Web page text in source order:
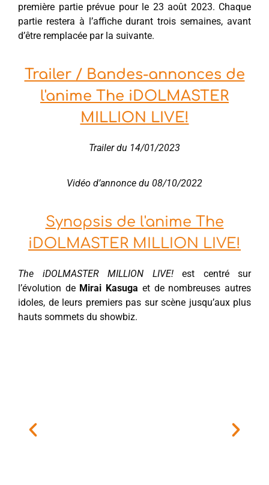
première partie prévue pour le 23 août 2023. Chaque
partie restera à l’affiche durant trois semaines, avant
d’être remplacée par la suivante.
Trailer / Bandes-annonces de
l'anime The iDOLMASTER
MILLION LIVE!
Trailer du 14/01/2023
Vidéo d’annonce du 08/10/2022
Synopsis de l'anime The
iDOLMASTER MILLION LIVE!
The iDOLMASTER MILLION LIVE!est centré sur
l’évolution de Mirai Kasuga et de nombreuses autres
idoles, de leurs premiers pas sur scène jusqu’aux plus
hauts sommets du showbiz.